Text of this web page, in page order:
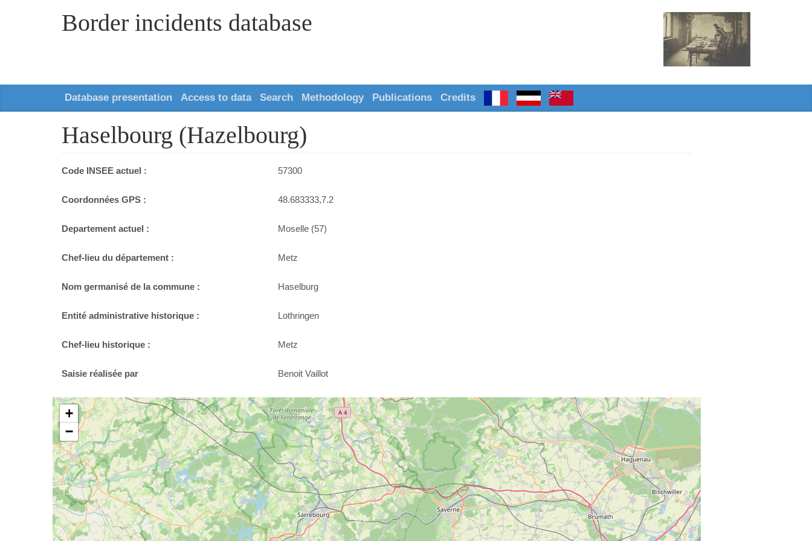
Border incidents database
Database presentation Access to data Search Methodology Publications Credits
Haselbourg (Hazelbourg)
Code INSEE actuel : 57300
Coordonnées GPS : 48.683333,7.2
Departement actuel : Moselle (57)
Chef-lieu du département : Metz
Nom germanisé de la commune : Haselburg
Entité administrative historique : Lothringen
Chef-lieu historique : Metz
Saisie réalisée par Benoit Vaillot
+
−